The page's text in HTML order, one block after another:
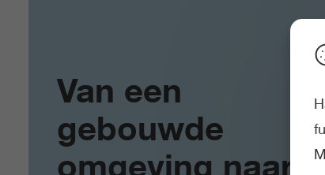
Van een
gebouwde
omgeving naar